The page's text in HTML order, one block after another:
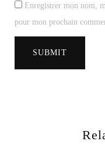
Enregistrer mon nom,
pour mon prochain